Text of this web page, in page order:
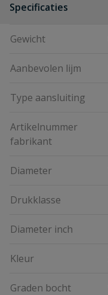
Specificaties
Gewicht
Aanbevolen lijm
Type aansluiting
Artikelnummer
fabrikant
Diameter
Drukklasse
Diameter inch
Kleur
Graden bocht